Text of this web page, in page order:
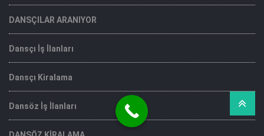
DANSÇILAR ARANIYOR
Dansçı İş İlanları
Dansçı Kiralama
Dansöz İş İlanları